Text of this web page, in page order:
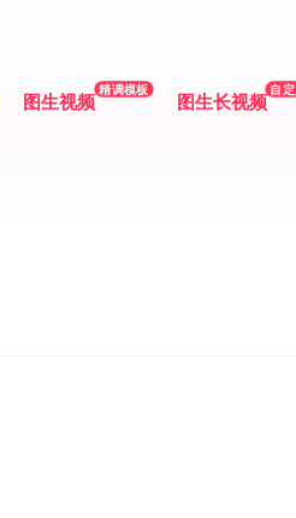
图生视频 精调模板 图生长视频 自